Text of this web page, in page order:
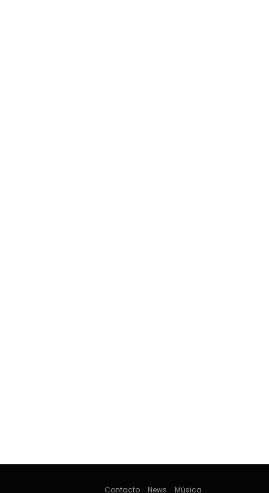
Contacto News Música